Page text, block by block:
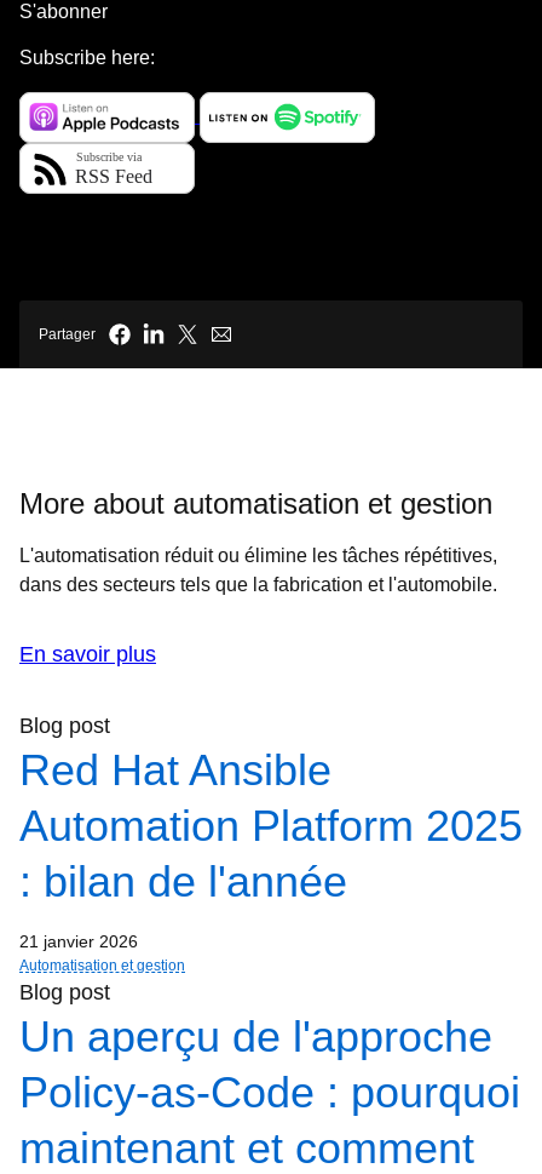
S'abonner
Subscribe here:
Partager
More about automatisation et gestion
L'automatisation réduit ou élimine les tâches répétitives,
dans des secteurs tels que la fabrication et l'automobile.
En savoir plus
Blog post
Red Hat Ansible
Automation Platform 2025
: bilan de l'année
21 janvier 2026
Automatisation et gestion
Blog post
Un aperçu de l'approche
Policy-as-Code : pourquoi
maintenant et comment